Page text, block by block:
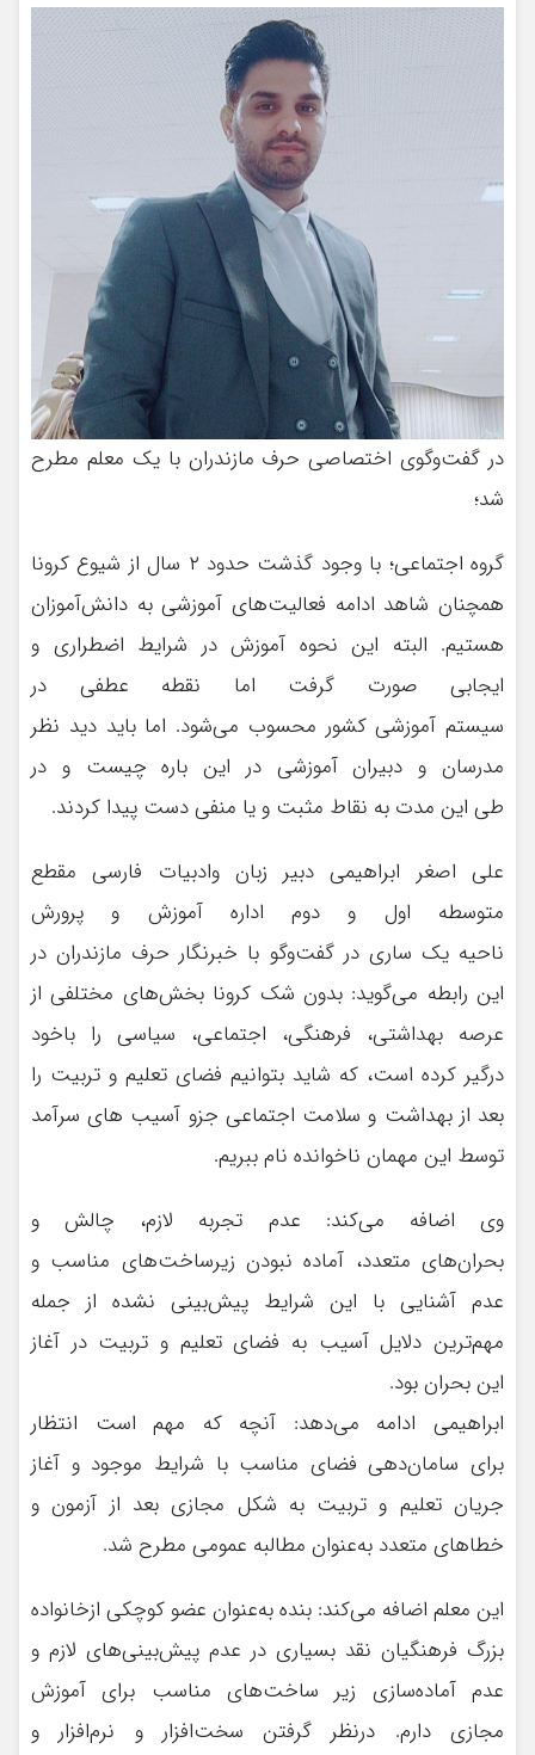
در گفت‌وگوی اختصاصی حرف مازندران با یک معلم مطرح
شد؛
گروه اجتماعی؛ با وجود گذشت حدود ۲ سال از شیوع کرونا
همچنان شاهد ادامه فعالیت‌های آموزشی به دانش‌آموزان
هستیم. البته این نحوه آموزش در شرایط اضطراری و
ایجابی صورت گرفت اما نقطه عطفی در
سیستم آموزشی کشور محسوب می‌شود. اما باید دید نظر
مدرسان و دبیران آموزشی در این باره چیست و در
طی این مدت به نقاط مثبت و یا منفی دست پیدا کردند.
علی اصغر ابراهیمی دبیر زبان وادبیات فارسی مقطع
متوسطه اول و دوم اداره آموزش و پرورش
ناحیه یک ساری در گفت‌وگو با خبرنگار حرف مازندران در
این رابطه می‌گوید: بدون شک کرونا بخش‌های مختلفی از
عرصه بهداشتی، فرهنگی، اجتماعی، سیاسی را باخود
درگیر کرده است، که شاید بتوانیم فضای تعلیم و تربیت را
بعد از بهداشت و سلامت اجتماعی جزو آسیب های سرآمد
توسط این مهمان ناخوانده نام ببریم.
وی اضافه می‌کند: عدم تجربه لازم، چالش و
بحران‌های متعدد، آماده نبودن زیرساخت‌های مناسب و
عدم آشنایی با این شرایط پیش‌بینی نشده از جمله
مهم‌ترین دلایل آسیب به فضای تعلیم و تربیت در آغاز
این بحران بود.
ابراهیمی ادامه می‌دهد: آنچه که مهم است انتظار
برای سامان‌دهی فضای مناسب با شرایط موجود و آغاز
جریان تعلیم و تربیت به شکل مجازی بعد از آزمون و
خطاهای متعدد به‌عنوان مطالبه عمومی مطرح شد.
این معلم اضافه می‌کند: بنده به‌عنوان عضو کوچکی ازخانواده
بزرگ فرهنگیان نقد بسیاری در عدم پیش‌بینی‌های لازم و
عدم آماده‌سازی زیر ساخت‌های مناسب برای آموزش
مجازی دارم. درنظر گرفتن سخت‌افزار و نرم‌افزار و